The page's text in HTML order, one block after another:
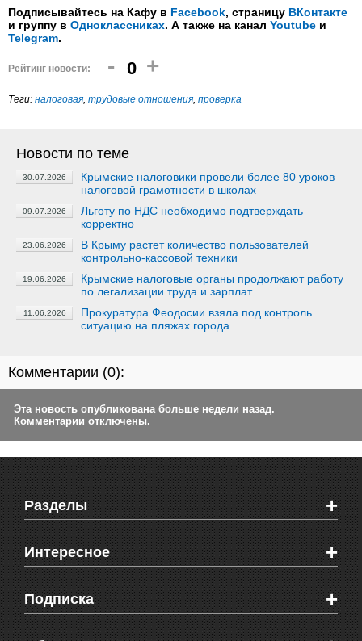
Подписывайтесь на Кафу в Facebook, страницу ВКонтакте
и группу в Одноклассниках. А также на канал Youtube и
Telegram.
Рейтинг новости: - 0 +
Теги: налоговая, трудовые отношения, проверка
Новости по теме
30.07.2026
Крымские налоговики провели более 80 уроков
налоговой грамотности в школах
09.07.2026
Льготу по НДС необходимо подтверждать
корректно
23.06.2026
В Крыму растет количество пользователей
контрольно-кассовой техники
19.06.2026
Крымские налоговые органы продолжают работу
по легализации труда и зарплат
11.06.2026
Прокуратура Феодосии взяла под контроль
ситуацию на пляжах города
Комментарии (0):
Эта новость опубликована больше недели назад.
Комментарии отключены.
Разделы +
Новости Феодосии
Новости Крыма
Мировые новости
Объявления
Здоровье
Интересное +
Видео о Феодосии
Веб-камеры Феодосии
Блоги феодосийцев
Подписка +
Печатная версия газеты "Кафа"